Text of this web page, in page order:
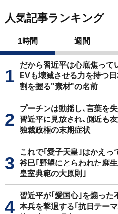
人気記事ランキング
1時間 週間
だから習近平は心底焦って
EVも壊滅させる力を持つ
割を握る"素材"の名前
プーチンは動揺し､言葉を
習近平に見放され､側近も
独裁政権の末期症状
これで｢愛子天皇｣はかえ
裕巳｢野望にとらわれた麻
皇室典範の大原則｣
習近平が｢愛国心｣を煽った
本兵を撃退する｢抗日テー